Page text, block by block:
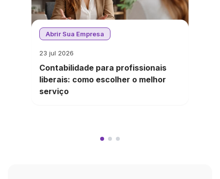
Abrir Sua Empresa
23 jul 2026
Contabilidade para profissionais
liberais: como escolher o melhor
serviço